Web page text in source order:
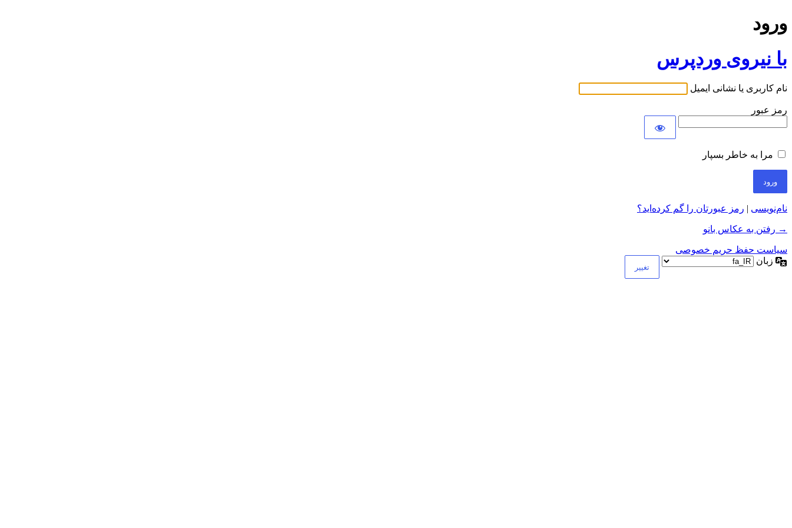
ورود
با نیروی وردپرس
نام کاربری یا نشانی ایمیل
رمز عبور
مرا به خاطر بسپار
نام‌نویسی | رمز عبورتان را گم کرده‌اید؟
→ رفتن به عکاس بانو
سیاست حفظ حریم خصوصی
زبان